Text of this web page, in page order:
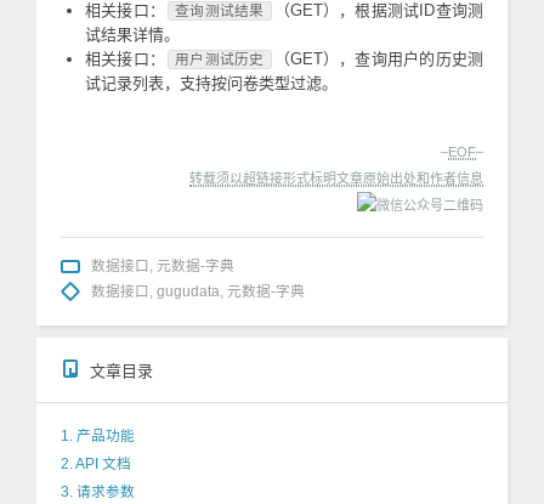
相关接口：
查询测试结果
（GET），根据测试ID查询测
试结果详情。
相关接口：
用户测试历史
（GET），查询用户的历史测
试记录列表，支持按问卷类型过滤。
–EOF–
转载须以超链接形式标明文章原始出处和作者信息
数据接口 元数据-字典
数据接口 gugudata 元数据-字典
文章目录
1. 产品功能
2. API 文档
3. 请求参数